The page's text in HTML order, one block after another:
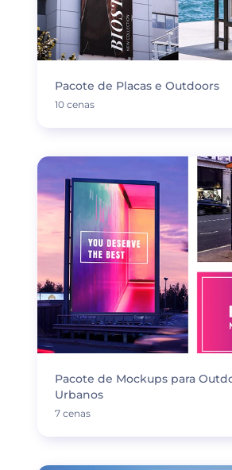
Pacote de Placas e Outdoors
10 cenas
Pacote de Mockups para
Urbanos
7 cenas